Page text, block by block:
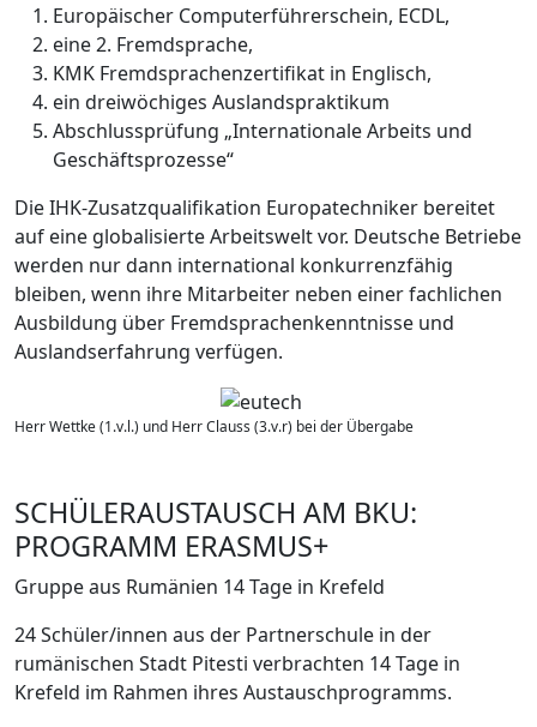
Europäischer Computerführerschein, ECDL,
eine 2. Fremdsprache,
KMK Fremdsprachenzertifikat in Englisch,
ein dreiwöchiges Auslandspraktikum
Abschlussprüfung „Internationale Arbeits und
Geschäftsprozesse“
Die IHK-Zusatzqualifikation Europatechniker bereitet
auf eine globalisierte Arbeitswelt vor. Deutsche Betriebe
werden nur dann international konkurrenzfähig
bleiben, wenn ihre Mitarbeiter neben einer fachlichen
Ausbildung über Fremdsprachenkenntnisse und
Auslandserfahrung verfügen.
Herr Wettke (1.v.l.) und Herr Clauss (3.v.r) bei der Übergabe
SCHÜLERAUSTAUSCH AM BKU:
PROGRAMM ERASMUS+
Gruppe aus Rumänien 14 Tage in Krefeld
24 Schüler/innen aus der Partnerschule in der
rumänischen Stadt Pitesti verbrachten 14 Tage in
Krefeld im Rahmen ihres Austauschprogramms.